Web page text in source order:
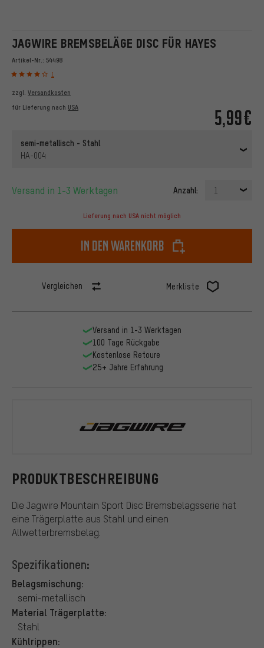
JAGWIRE BREMSBELÄGE DISC FÜR HAYES
Artikel-Nr.: 54498
1
5,99€
zzgl. Versandkosten
für Lieferung nach USA
semi-metallisch - Stahl
HA-004
Versand in 1-3 Werktagen Anzahl: 1
Lieferung nach USA nicht möglich
In den Warenkorb
Vergleichen Merkliste
PRODUKTBESCHREIBUNG
Die Jagwire Mountain Sport Disc Bremsbelagsserie hat
eine Trägerplatte aus Stahl und einen
Allwetterbremsbelag.
Spezifikationen:
Belagsmischung:
semi-metallisch
Material Trägerplatte:
Stahl
Kühlrippen:
Versand in 1-3 Werktagen
100 Tage Rückgabe
Kostenlose Retoure
25+ Jahre Erfahrung